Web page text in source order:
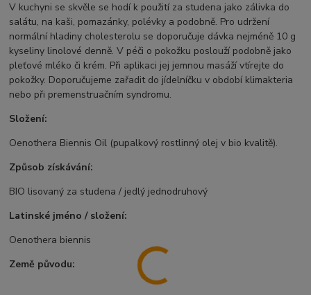
V kuchyni se skvěle se hodí k použití za studena jako zálivka do
salátu, na kaši, pomazánky, polévky a podobně. Pro udržení
normální hladiny cholesterolu se doporučuje dávka nejméně 10 g
kyseliny linolové denně. V péči o pokožku poslouží podobně jako
pleťové mléko či krém. Při aplikaci jej jemnou masáží vtírejte do
pokožky. Doporučujeme zařadit do jídelníčku v období klimakteria
nebo při premenstruačním syndromu.
Složení:
Oenothera Biennis Oil (pupalkový rostlinný olej v bio kvalitě).
Způsob získávání:
BIO lisovaný za studena / jedlý jednodruhový
Latinské jméno / složení:
Oenothera biennis
Země původu: